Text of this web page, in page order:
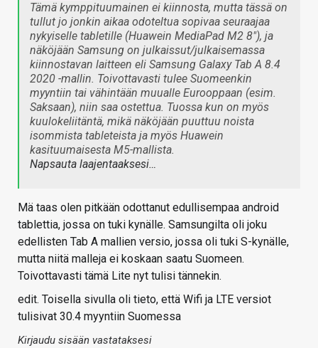
Tämä kymppituumainen ei kiinnosta, mutta tässä on
tullut jo jonkin aikaa odoteltua sopivaa seuraajaa
nykyiselle tabletille (Huawein MediaPad M2 8"), ja
näköjään Samsung on julkaissut/julkaisemassa
kiinnostavan laitteen eli Samsung Galaxy Tab A 8.4
2020 -mallin. Toivottavasti tulee Suomeenkin
myyntiin tai vähintään muualle Eurooppaan (esim.
Saksaan), niin saa ostettua. Tuossa kun on myös
kuulokeliitäntä, mikä näköjään puuttuu noista
isommista tableteista ja myös Huawein
kasituumaisesta M5-mallista.
Napsauta laajentaaksesi…
Mä taas olen pitkään odottanut edullisempaa android
tablettia, jossa on tuki kynälle. Samsungilta oli joku
edellisten Tab A mallien versio, jossa oli tuki S-kynälle,
mutta niitä malleja ei koskaan saatu Suomeen.
Toivottavasti tämä Lite nyt tulisi tännekin.
edit. Toisella sivulla oli tieto, että Wifi ja LTE versiot
tulisivat 30.4 myyntiin Suomessa
Kirjaudu sisään vastataksesi